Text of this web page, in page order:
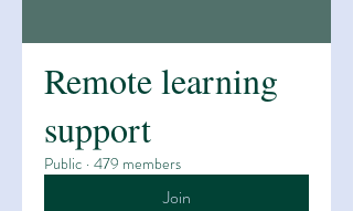
Remote learning
support
Public · 479 members
Join